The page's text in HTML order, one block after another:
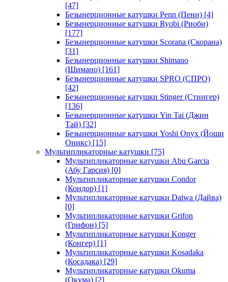
[47]
Безынерционные катушки Penn (Пенн) [4]
Безынерционные катушки Ryobi (Риоби)
[177]
Безынерционные катушки Scorana (Скорана)
[31]
Безынерционные катушки Shimano
(Шимано) [161]
Безынерционные катушки SPRO (СПРО)
[42]
Безынерционные катушки Stinger (Стингер)
[136]
Безынерционные катушки Yin Tai (Джин
Тай) [32]
Безынерционные катушки Yoshi Onyx (Йоши
Оникс) [15]
Мультипликаторные катушки [75]
Мультипликаторные катушки Abu Garcia
(Абу Гарсия) [0]
Мультипликаторные катушки Condor
(Кондор) [1]
Мультипликаторные катушки Daiwa (Дайва)
[0]
Мультипликаторные катушки Grifon
(Грифон) [5]
Мультипликаторные катушки Konger
(Конгер) [1]
Мультипликаторные катушки Kosadaka
(Косадака) [29]
Мультипликаторные катушки Okuma
(Окума) [2]